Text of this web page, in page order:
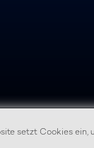
setzt Cookies